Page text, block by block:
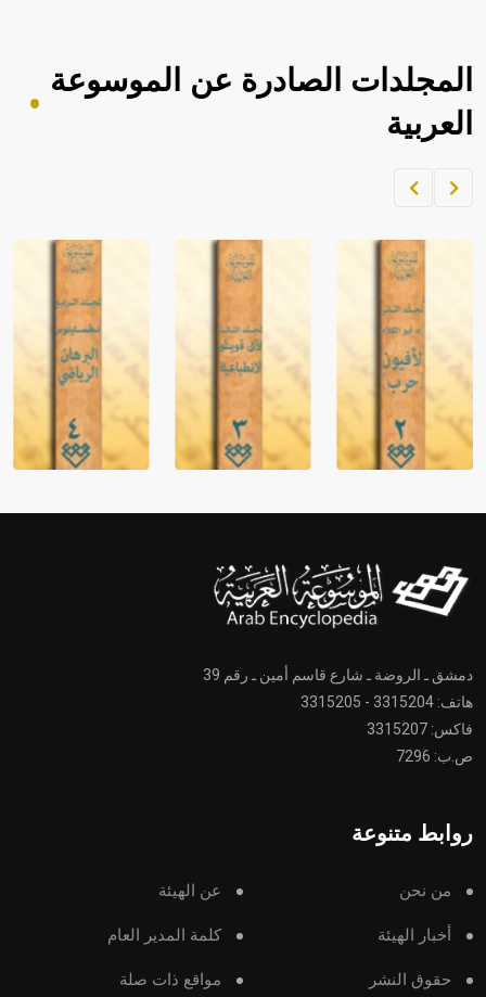
المجلدات الصادرة عن الموسوعة
العربية
دمشق ـ الروضة ـ شارع قاسم أمين ـ رقم 39
هاتف: 3315204 - 3315205
فاكس: 3315207
ص.ب: 7296
روابط متنوعة
من نحن عن الهيئة
أخبار الهيئة كلمة المدير العام
حقوق النشر مواقع ذات صلة